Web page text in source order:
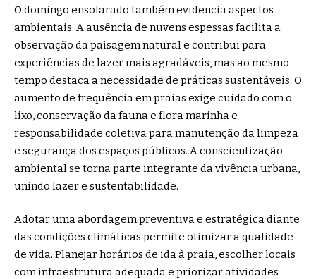
O domingo ensolarado também evidencia aspectos
ambientais. A ausência de nuvens espessas facilita a
observação da paisagem natural e contribui para
experiências de lazer mais agradáveis, mas ao mesmo
tempo destaca a necessidade de práticas sustentáveis. O
aumento de frequência em praias exige cuidado com o
lixo, conservação da fauna e flora marinha e
responsabilidade coletiva para manutenção da limpeza
e segurança dos espaços públicos. A conscientização
ambiental se torna parte integrante da vivência urbana,
unindo lazer e sustentabilidade.
Adotar uma abordagem preventiva e estratégica diante
das condições climáticas permite otimizar a qualidade
de vida. Planejar horários de ida à praia, escolher locais
com infraestrutura adequada e priorizar atividades